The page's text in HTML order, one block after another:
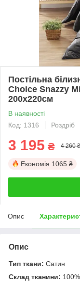
Постільна
Choice Snazzy
200х220см
В наявності
Код: 1316
Роздріб
3 195 ₴ 4 260 ₴
Економія 1065 ₴
Опис
Опис
Тип ткани: Сатин
Склад тканини: